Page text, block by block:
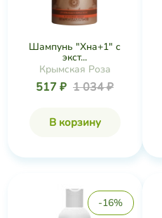
Шампунь "Хна+1" с
экст...
Крымская Роза
517 ₽ 1 034 ₽
В корзину
-16%